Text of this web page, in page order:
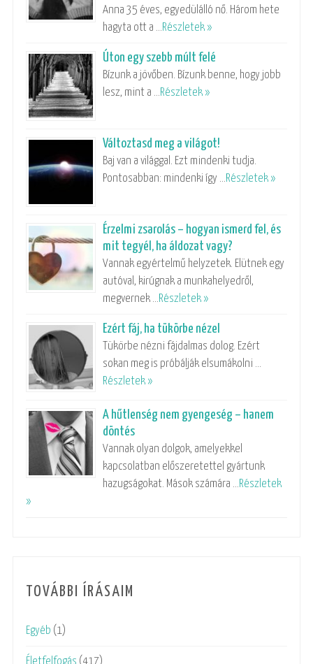
Anna 35 éves, egyedülálló nő. Három hete
hagyta ott a …Részletek »
Úton egy szebb múlt felé
Bízunk a jövőben. Bízunk benne, hogy jobb
lesz, mint a …Részletek »
Változtasd meg a világot!
Baj van a világgal. Ezt mindenki tudja.
Pontosabban: mindenki így …Részletek »
Érzelmi zsarolás – hogyan ismerd fel, és
mit tegyél, ha áldozat vagy?
Vannak egyértelmű helyzetek. Elütnek egy
autóval, kirúgnak a munkahelyedről,
megvernek …Részletek »
Ezért fáj, ha tükörbe nézel
Tükörbe nézni fájdalmas dolog. Ezért
sokan meg is próbálják elsumákolni …
Részletek »
A hűtlenség nem gyengeség – hanem
döntés
Vannak olyan dolgok, amelyekkel
kapcsolatban előszeretettel gyártunk
hazugságokat. Mások számára …Részletek
»
TOVÁBBI ÍRÁSAIM
Egyéb (1)